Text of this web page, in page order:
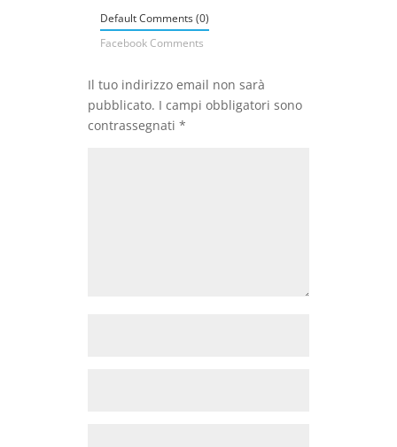
Default Comments (0)
Facebook Comments
Il tuo indirizzo email non sarà
pubblicato. I campi obbligatori sono
contrassegnati *